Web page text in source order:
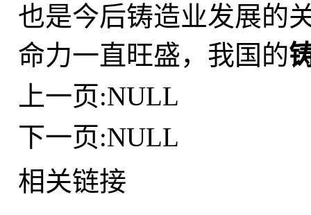
也是今后铸造业发展的
命力一直旺盛，我国的
上一页:NULL
下一页:NULL
相关链接